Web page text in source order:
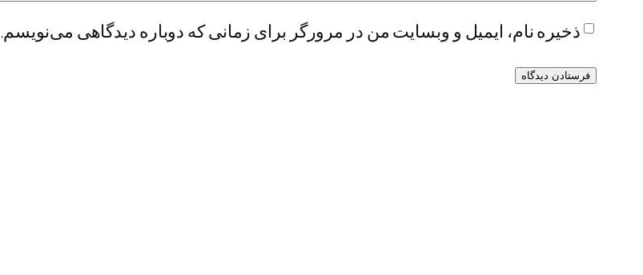
ذخیره نام، ایمیل و وبسایت من در مرورگر برای زمانی که دوباره دیدگاهی می‌نویسم.